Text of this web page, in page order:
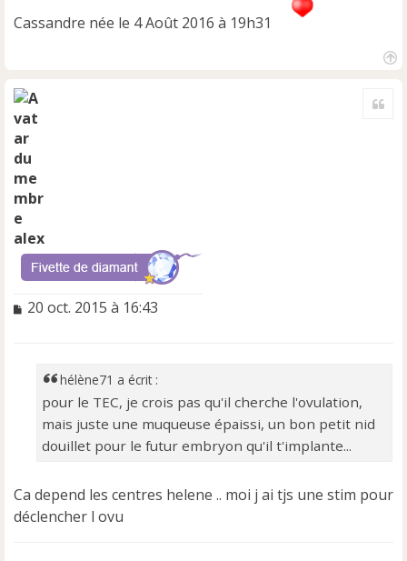
Cassandre née le 4 Août 2016 à 19h31
alex
M
u
20 oct. 2015 à 16:43
hélène71 a écrit :
pour le TEC, je crois pas qu'il cherche l'ovulation,
mais juste une muqueuse épaissi, un bon petit nid
douillet pour le futur embryon qu'il t'implante...
Ca depend les centres helene .. moi j ai tjs une stim pour
déclencher l ovu